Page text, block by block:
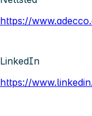
https://
LinkedIn
https://